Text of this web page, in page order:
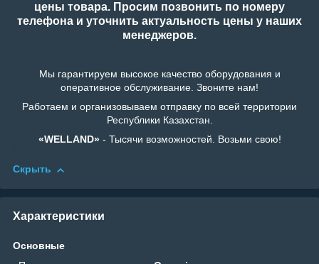
цены товара. Просим позвонить по номеру
телефона и уточнить актуальность цены у наших
менеджеров.
Мы гарантируем высокое качество оборудования и
оперативное обслуживание. Звоните нам!
Работаем и организовываем отправку по всей территории
Республики Казахстан.
«WELLAND»- Тысячи возможностей. Возьми свою!
Скрыть
Характеристики
Основные